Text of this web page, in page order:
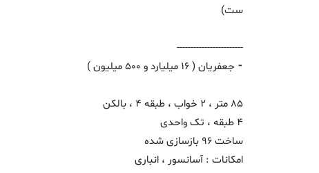
ست)
------------------------
⁃ جعفریان ( 16 میلیارد و 500 میلیون )
85 متر ، 2 خواب ، طبقه 4 ، بالکن
4 طبقه ، تک واحدی
ساخت 96 بازسازی شده
امکانات : آسانسور ، انباری